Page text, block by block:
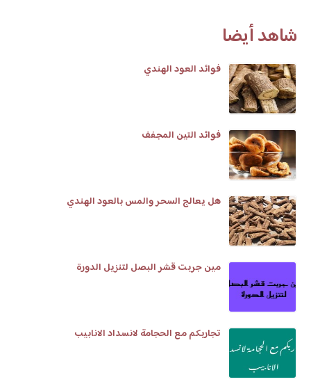
شاهد أيضا
فوائد العود الهندي
فوائد التين المجفف
هل يعالج السحر والمس بالعود الهندي
مين جربت قشر البصل لتنزيل الدورة
تجاربكم مع الحجامة لانسداد الانابيب